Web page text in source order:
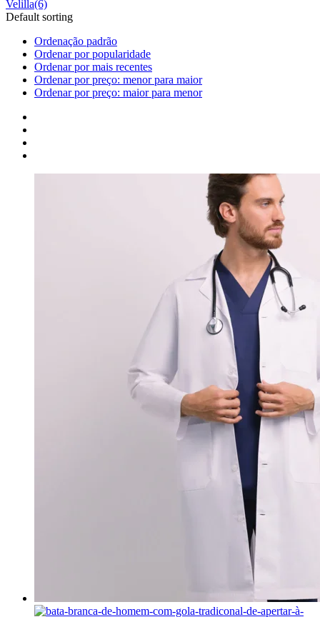
Velilla(6)
Default sorting
Ordenação padrão
Ordenar por popularidade
Ordenar por mais recentes
Ordenar por preço: menor para maior
Ordenar por preço: maior para menor